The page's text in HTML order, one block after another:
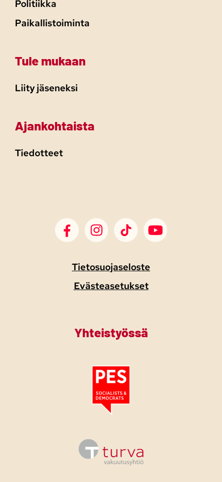
Politiikka
Paikallistoiminta
Tule mukaan
Liity jäseneksi
Ajankohtaista
Tiedotteet
SDP Facebook
SDP Instagram
SDP TikTokSDP Youtube
Tietosuojaseloste
Evästeasetukset
Yhteistyössä
Tutustu PES:n periaatejulistukseen